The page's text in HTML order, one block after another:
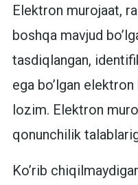
Elektron murojaat,
boshqa mavjud
tasdiqlangan,
ega bo’lgan
lozim. Elektron
qonunchilik
Ko’rib